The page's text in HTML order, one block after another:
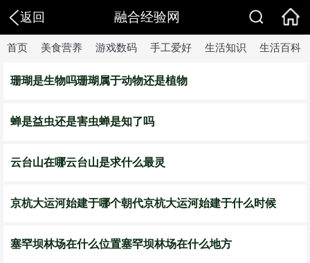
返回 融合经验网
首页 美食营养 游戏数码 手工爱好 生活知识 生活百科
珊瑚是生物吗珊瑚属于动物还是植物
蝉是益虫还是害虫蝉是知了吗
​云台山在哪云台山是求什么最灵
​京杭大运河始建于哪个朝代京杭大运河始建于什么时候
​塞罕坝林场在什么位置塞罕坝林场在什么地方